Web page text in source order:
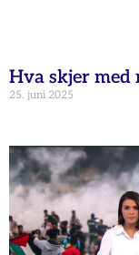
Hva skjer med
25. juni 2025